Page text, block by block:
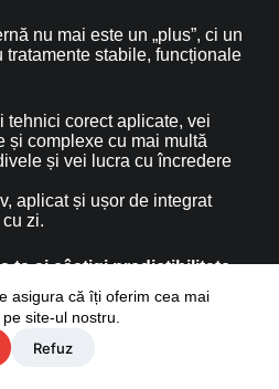
asigura că îți oferim cea mai
site-ul nostru.
Refuz
nu mai este un „plus”, ci un
tratamente stabile, funcționale
tehnici corect aplicate, vei
și complexe cu mai multă
și vei lucra cu încredere
aplicat și ușor de integrat
zi.
ta și câștigi predictibilitate,
în fața oricărui coleg care
Participarea la curs îți
complet, folosit internațional în
îți transformă modul în care
reabilitările orale.